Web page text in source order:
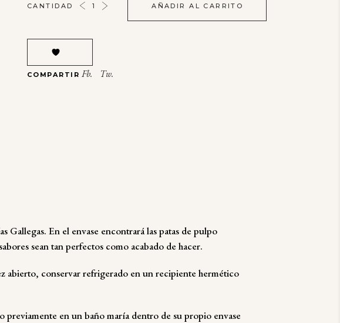
PULPO
BOCARTE
CANTIDAD AÑADIR AL CARRITO
COMPARTIR Fb. Tw.
En el envase encontrará las patas de pulpo
sean tan perfectos como acabado de hacer.
abierto, conservar refrigerado en un recipiente hermético
en un baño maría dentro de su propio envase